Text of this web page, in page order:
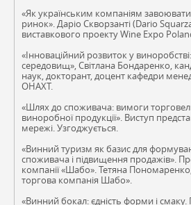
«Як українським компаніям
ринок». Даріо Скворзанті (Dario
виставкового проекту Wine Expo
«Інноваційний розвиток у
середовищ», Світлана Бондаренко,
наук, докторант, доцент кафедри
ОНАХТ.
«Шлях до споживача: вимоги
виноробної продукції». Виступ
мережі. Узгоджується.
«Винний туризм як базис для
споживача і підвищення продажів».
компанії «Шабо». Тетяна
торгова компанія Шабо».
«Винний бокал: єдність форми і